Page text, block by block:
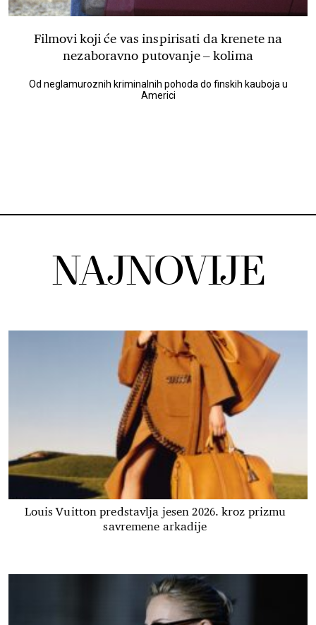
Filmovi koji će vas inspirisati da krenete na
nezaboravno putovanje – kolima
Od neglamuroznih kriminalnih pohoda do finskih kauboja u
Americi
NAJNOVIJE
Louis Vuitton predstavlja jesen 2026. kroz prizmu
savremene arkadije